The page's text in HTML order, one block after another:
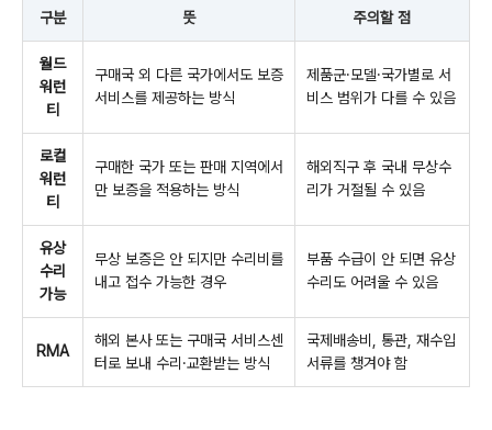
구분 뜻 주의할 점
월드
워런
티
구매국 외 다른 국가에서도 보증
서비스를 제공하는 방식
제품군·모델·국가별로 서
비스 범위가 다를 수 있음
로컬
워런
티
구매한 국가 또는 판매 지역에서
만 보증을 적용하는 방식
해외직구 후 국내 무상수
리가 거절될 수 있음
유상
수리
가능
무상 보증은 안 되지만 수리비를
내고 접수 가능한 경우
부품 수급이 안 되면 유상
수리도 어려울 수 있음
RMA
해외 본사 또는 구매국 서비스센
터로 보내 수리·교환받는 방식
국제배송비, 통관, 재수입
서류를 챙겨야 함